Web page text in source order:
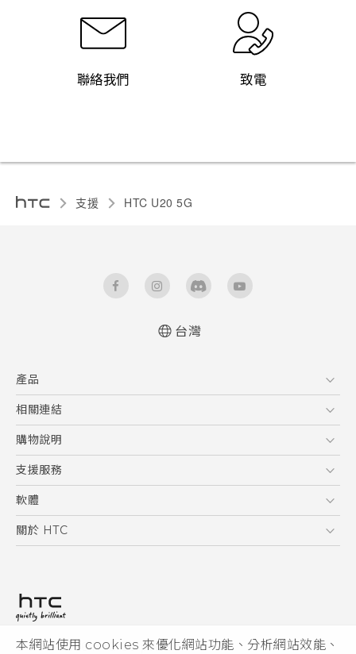
本網站使用 cookies 來優化網站功能、分析網站效能、
聯絡我們 致電
支援 ‎HTC U20 5G‎
User manual
台灣
產品
5G
智慧型手機
配件
相關連結
HTC Research
購物說明
購物須知
訂單管理
付款方式
支援服務
到府收送維修服務
服務中心資訊
客戶服務佈告欄
軟體
應用程式
HTC Sync Manager
關於 HTC
投資人
© 2011-2026 HTC Corporation